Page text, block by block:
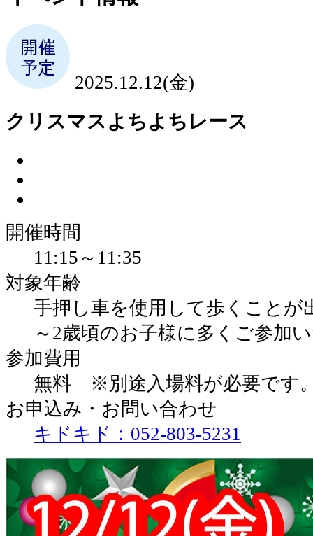
2025.12.12(金)
クリスマスよちよちレース
開催時間
11:15～11:35
対象年齢
手押し車を使用して歩くことが
～2歳頃のお子様に多くご参加
参加費用
無料 ※別途入場料が必要です
お申込み・お問い合わせ
キドキド：052-803-5231